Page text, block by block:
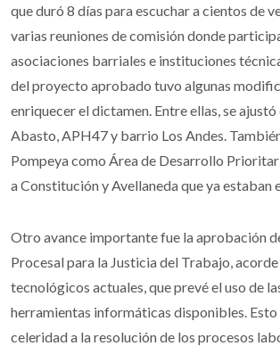
que duró 8 días para escuchar a cientos de
varias reuniones de comisión donde
asociaciones barriales e instituciones
del proyecto aprobado tuvo algunas
enriquecer el dictamen. Entre ellas, se
Abasto, APH47 y barrio Los Andes.
Pompeya como Área de Desarrollo
a Constitución y Avellaneda que ya estaban
Otro avance importante fue la aprobación
Procesal para la Justicia del Trabajo,
tecnológicos actuales, que prevé el uso de
herramientas informáticas disponibles.
celeridad a la resolución de los procesos